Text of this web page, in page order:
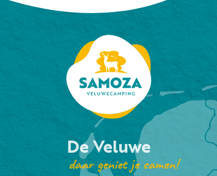
De Veluwe
daar geniet je samen!